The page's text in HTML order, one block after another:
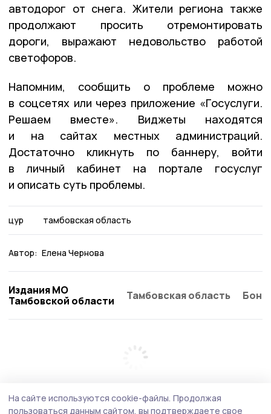
автодорог от снега. Жители региона также
продолжают просить отремонтировать
дороги, выражают недовольство работой
светофоров.
Напомним, сообщить о проблеме можно
в соцсетях или через приложение «Госуслуги.
Решаем вместе». Виджеты находятся
и на сайтах местных администраций.
Достаточно кликнуть по баннеру, войти
в личный кабинет на портале госуслуг
и описать суть проблемы.
цур тамбовская область
Автор: Елена Чернова
Издания МО
Тамбовской области
Тамбовская область
На сайте используются cookie-файлы. Продолжая
пользоваться данным сайтом, вы подтверждаете свое